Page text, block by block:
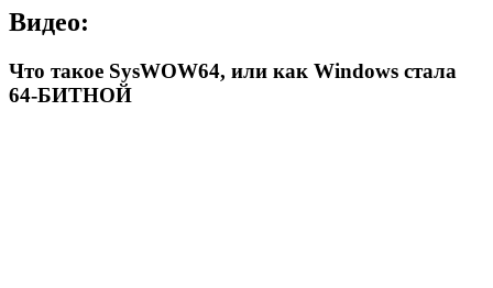
Видео:
Что такое SysWOW64, или как Windows стала
64-БИТНОЙ